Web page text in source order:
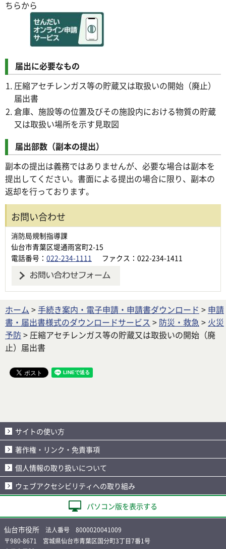
ちらから
届出に必要なもの
圧縮アセチレンガス等の貯蔵又は取扱いの開始（廃止）
届出書
倉庫、施設等の位置及びその施設内における物質の貯蔵
又は取扱い場所を示す見取図
届出部数（副本の提出）
副本の提出は義務ではありませんが、必要な場合は副本を
提出してください。書面による提出の場合に限り、副本の
返却を行っております。
お問い合わせ
消防局規制指導課
仙台市青葉区堤通雨宮町2-15
電話番号： 022-234-1111 ファクス：022-234-1411
ホーム >手続き案内・電子申請・申請書ダウンロード > 申請
書・届出書様式のダウンロードサービス > 防災・救急 > 火災
予防> 圧縮アセチレンガス等の貯蔵又は取扱いの開始（廃
止）届出書
サイトの使い方
著作権・リンク・免責事項
個人情報の取り扱いについて
ウェブアクセシビリティへの取り組み
パソコン版を表示する
仙台市役所 法人番号 8000020041009
〒980-8671 宮城県仙台市青葉区国分町3丁目7番1号